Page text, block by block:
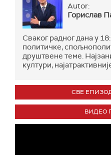
Autor:
Горислав
Сваког радног дана у
политичке,
друштвене теме.
култури,
СВЕ
ВИДЕО